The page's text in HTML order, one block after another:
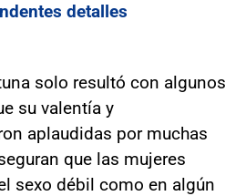
detalles
solo resultó con algunos
su valentía y
aplaudidas por muchas
que las mujeres
sexo débil como en algún